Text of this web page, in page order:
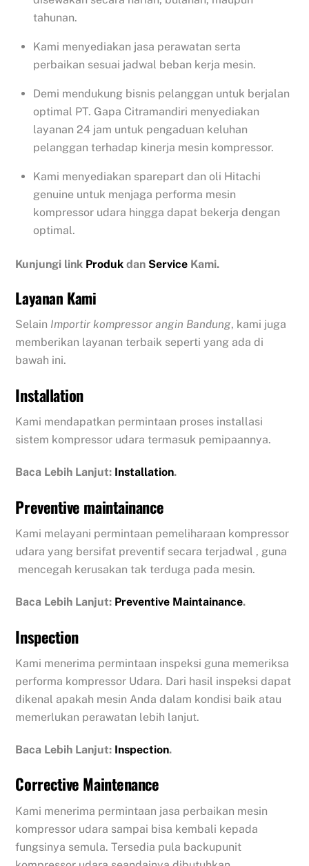
tahunan.
Kami menyediakan jasa perawatan serta
perbaikan sesuai jadwal beban kerja mesin.
Demi mendukung bisnis pelanggan untuk berjalan
optimal PT. Gapa Citramandiri menyediakan
layanan 24 jam untuk pengaduan keluhan
pelanggan terhadap kinerja mesin kompressor.
Kami menyediakan sparepart dan oli Hitachi
genuine untuk menjaga performa mesin
kompressor udara hingga dapat bekerja dengan
optimal.
Kunjungi link Produk dan Service Kami.
Layanan Kami
Selain Importir kompressor angin Bandung, kami juga
memberikan layanan terbaik seperti yang ada di
bawah ini.
Installation
Kami mendapatkan permintaan proses installasi
sistem kompressor udara termasuk pemipaannya.
Baca Lebih Lanjut: Installation.
Preventive maintainance
Kami melayani permintaan pemeliharaan kompressor
udara yang bersifat preventif secara terjadwal , guna
mencegah kerusakan tak terduga pada mesin.
Baca Lebih Lanjut: Preventive Maintainance.
Inspection
Kami menerima permintaan inspeksi guna memeriksa
performa kompressor Udara. Dari hasil inspeksi dapat
dikenal apakah mesin Anda dalam kondisi baik atau
memerlukan perawatan lebih lanjut.
Baca Lebih Lanjut: Inspection.
Corrective Maintenance
Kami menerima permintaan jasa perbaikan mesin
kompressor udara sampai bisa kembali kepada
fungsinya semula. Tersedia pula backupunit